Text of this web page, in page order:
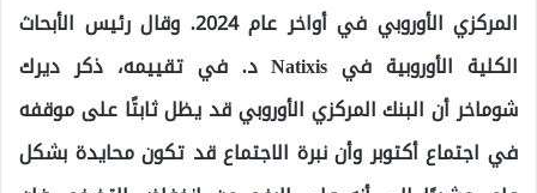
المركزي الأوروبي في أواخر عام 2024. وقال رئيس الأبحاث
الكلية الأوروبية في Natixis د. في تقييمه، ذكر ديرك
شوماخر أن البنك المركزي الأوروبي قد يظل ثابتًا على موقفه
في اجتماع أكتوبر وأن نبرة الاجتماع قد تكون محايدة بشكل